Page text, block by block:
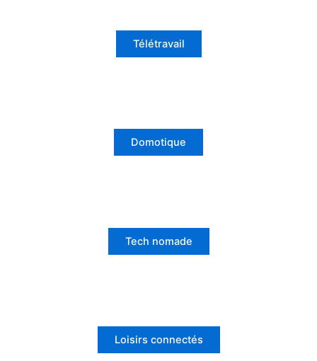
Télétravail
Domotique
Tech nomade
Loisirs connectés